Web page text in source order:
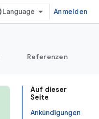
Anmelden
Referenzen
Auf dieser
Seite
Ankündigungen